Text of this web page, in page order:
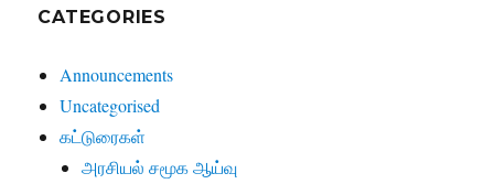
CATEGORIES
Announcements
Uncategorised
கட்டுரைகள்
அரசியல் சமூக ஆய்வு